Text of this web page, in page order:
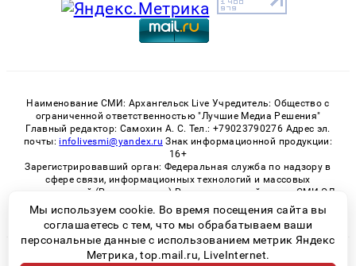
Наименование СМИ: Архангельск Live Учредитель: Общество с
ограниченной ответственностью "Лучшие Медиа Решения"
Главный редактор: Самохин А. С. Тел.: +79023790276 Адрес эл.
почты: infolivesmi@yandex.ru Знак информационной продукции:
16+
Зарегистрировавший орган: Федеральная служба по надзору в
сфере связи, информационных технологий и массовых
коммуникаций (Роскомнадзор) Регистрационный номер СМИ ЭЛ
№ ФС 77 - 82533 от 21.01.2022
© 2026 «Архангельск Live» | Все права защищены
Мы используем cookie. Во время посещения сайта вы
соглашаетесь с тем, что мы обрабатываем ваши
персональные данные с использованием метрик Яндекс
Метрика, top.mail.ru, LiveInternet.